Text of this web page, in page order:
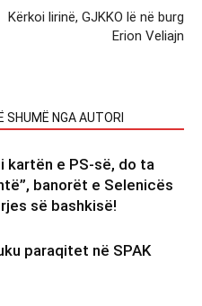
Kërkoi lirinë, GJKKO lë në burg
Erion Veliajn
SHUMË NGA AUTORI
kartën e PS-së, do ta
banorët e Selenicës
së bashkisë!
paraqitet në SPAK